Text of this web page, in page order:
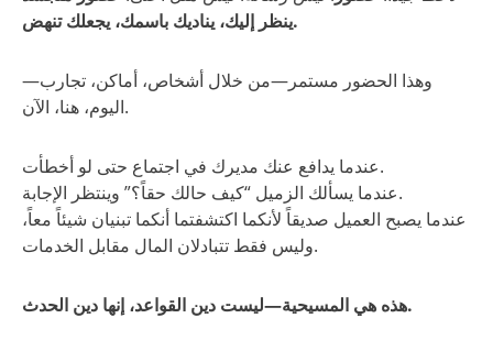
ينظر إليك، يناديك باسمك، يجعلك تنهض.
وهذا الحضور مستمر—من خلال أشخاص، أماكن، تجارب—
اليوم، هنا، الآن.
عندما يدافع عنك مديرك في اجتماع حتى لو أخطأت.
عندما يسألك الزميل “كيف حالك حقاً؟” وينتظر الإجابة.
عندما يصبح العميل صديقاً لأنكما اكتشفتما أنكما تبنيان شيئاً معاً،
وليس فقط تتبادلان المال مقابل الخدمات.
هذه هي المسيحية—ليست دين القواعد، إنها دين الحدث.